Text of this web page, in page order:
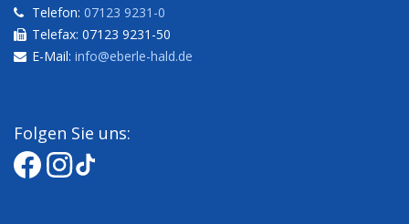
Telefon: 07123 9231-0
Telefax: 07123 9231-50
E-Mail: info@eberle-hald.de
Folgen Sie uns: